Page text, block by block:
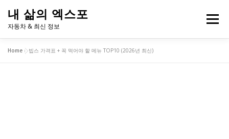
내 삶의 엑스포
자동차 & 최신 정보
메뉴
Home »빕스 가격표 + 꼭 먹어야 할 메뉴 TOP10 (2026년 최신)